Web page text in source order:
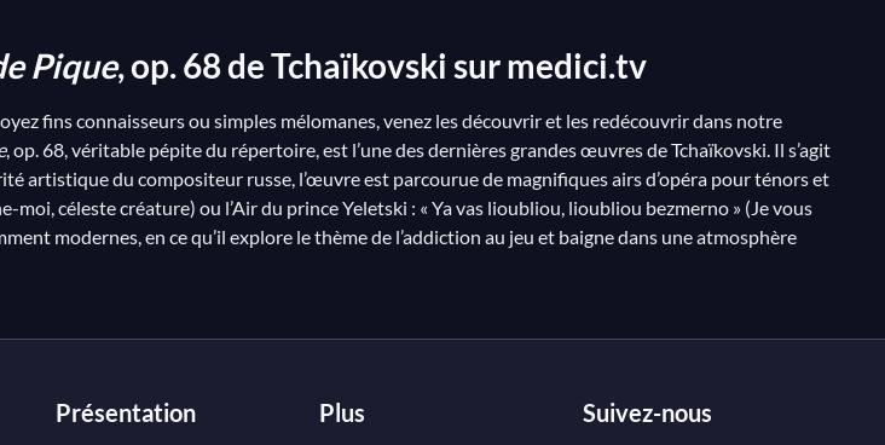
Pique, op. 68 de Tchaïkovski surmedici.tv
fins connaisseurs ou simples mélomanes, venez les découvrir et les redécouvrir dans notre
, op. 68, véritable pépite du répertoire, est l’une des dernières grandes œuvres de Tchaïkovski. Il s’agit
artistique du compositeur russe, l’œuvre est parcourue de magnifiques airs d’opéra pour ténors et
céleste créature) ou l’Air du prince Yeletski : « Ya vas lioubliou, lioubliou bezmerno » (Je vous
modernes, en ce qu’il explore le thème de l’addiction au jeu et baigne dans une atmosphère
Présentation Plus Suivez-nous